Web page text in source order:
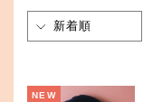
NEW